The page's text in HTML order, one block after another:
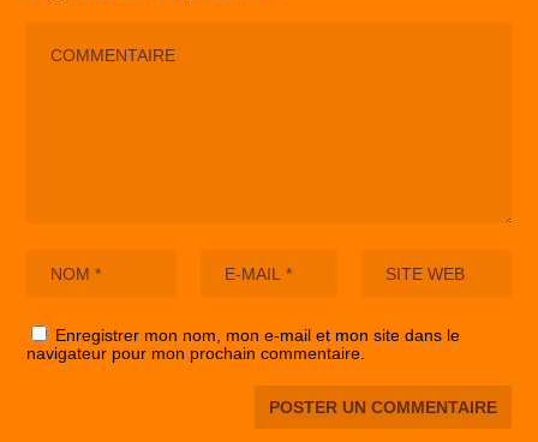
Enregistrer mon nom, mon e-mail et mon site dans le
navigateur pour mon prochain commentaire.